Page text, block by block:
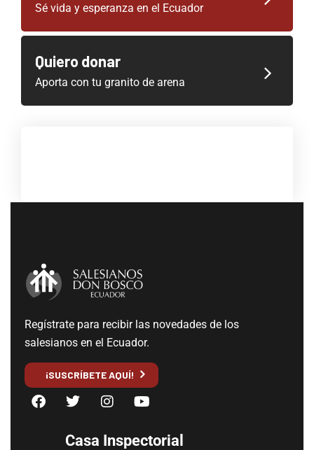
Sé vida y esperanza en el Ecuador
Quiero donar
Aporta con tu granito de arena
Regístrate para recibir las novedades de los
salesianos en el Ecuador.
¡SUSCRÍBETE AQUÍ!
Casa Inspectorial